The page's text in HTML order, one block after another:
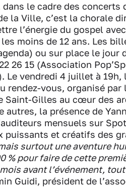
le cadre des concerts
la Ville, c’est la chorale
l’énergie du gospel
moins de 12 ans. Les
ou sur place le jour
26 15 (Association
Le vendredi 4 juillet à
rendez-vous, organisé
Saint-Gilles au cœur des
autres, la présence de
mensuels sur
puissants et créatifs des
surtout une aventure
% pour faire de cette
avant l’événement,
Guidi, président de